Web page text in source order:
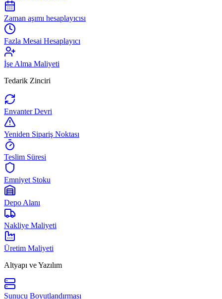
Zaman aşımı hesaplayıcısı
Fazla Mesai Hesaplayıcı
İşe Alma Maliyeti
Tedarik Zinciri
Envanter Devri
Yeniden Sipariş Noktası
Teslim Süresi
Emniyet Stoku
Depo Alanı
Nakliye Maliyeti
Üretim Maliyeti
Altyapı ve Yazılım
Sunucu Boyutlandırması